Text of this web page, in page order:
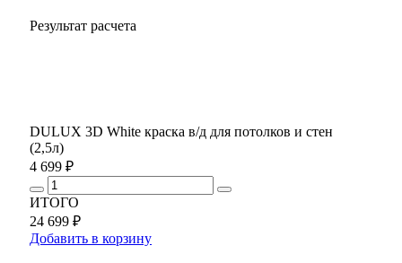
Результат расчета
DULUX 3D White краска в/д для потолков и стен
(2,5л)
4 699 ₽
ИТОГО
24 699 ₽
Добавить в корзину